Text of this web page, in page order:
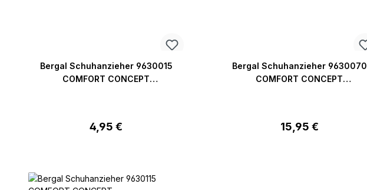
Bergal Schuhanzieher 9630015
COMFORT CONCEPT
Regulärer Preis:
4,95 €
Bergal Schuhanzieher 9630070
COMFORT CONCEPT
Regulärer Preis:
15,95 €